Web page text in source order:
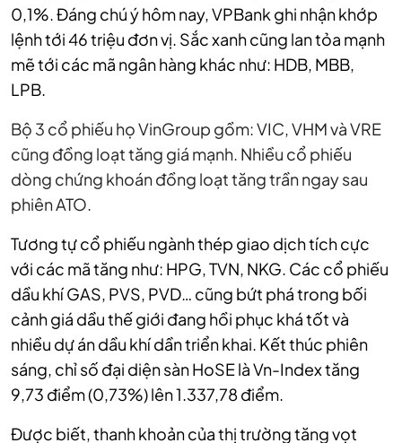
0,1%.Đáng chú ý hôm nay, VPBank ghi nhận khớp
lệnh tới 46 triệu đơn vị. Sắc xanh cũng lan tỏa mạnh
mẽ tới các mã ngân hàng khác như: HDB, MBB,
LPB.
Bộ 3 cổ phiếu họ VinGroup gồm: VIC, VHM và VRE
cũng đồng loạt tăng giá mạnh. Nhiều cổ phiếu
dòng chứng khoán đồng loạt tăng trần ngay sau
phiên ATO.
Tương tự cổ phiếu ngành thép giao dịch tích cực
với các mã tăng như: HPG, TVN, NKG. Các cổ phiếu
dầu khí GAS, PVS, PVD… cũng bứt phá trong bối
cảnh giá dầu thế giới đang hồi phục khá tốt và
nhiều dự án dầu khí dần triển khai. Kết thúc phiên
sáng, chỉ số đại diện sàn HoSE là Vn-Index tăng
9,73 điểm (0,73%) lên 1.337,78 điểm.
Được biết, thanh khoản của thị trường tăng vọt